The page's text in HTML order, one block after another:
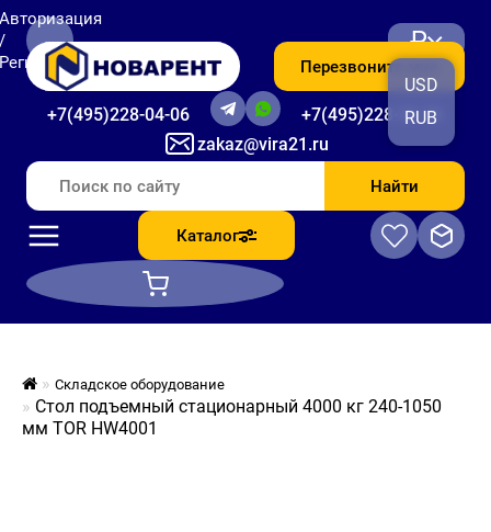
zakaz@vira21.ru
+7(495)228-04-06 +7(495)228-06-56
Перезвоните мне
₽
USD
RUB
Найти
Каталог
Складское оборудование
Стол подъемный стационарный 4000 кг 240-1050
мм TOR HW4001